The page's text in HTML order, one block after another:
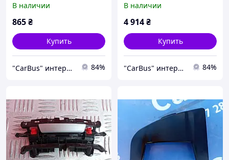
В наличии
865₴
Купить
"CarBus" интернет-магазин запчастей 84%
LJ8Z5806024AJ
В наличии
4 914₴
Купить
"CarBus" интернет-магазин запчастей 84%